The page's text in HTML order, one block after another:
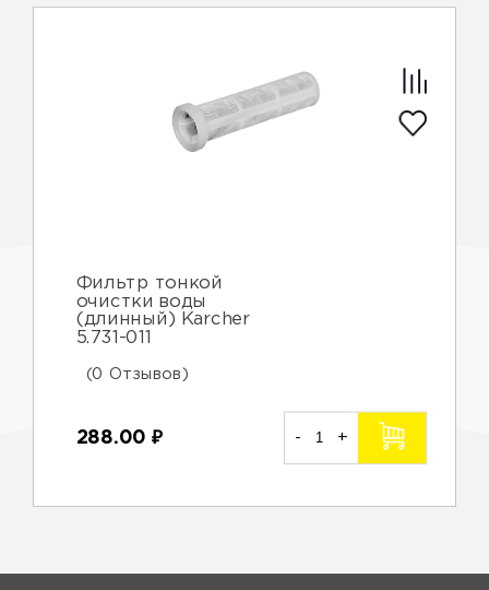
Фильтр тонкой
очистки воды
(длинный) Karcher
5.731-011
(0 Отзывов)
288.00 ₽ - +